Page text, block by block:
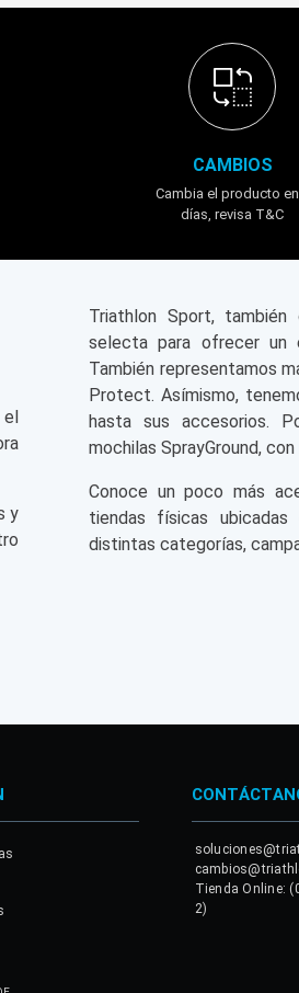
CAMBIOS
Cambia el producto
días, revisa T&C
y
Triathlon Sport, también
selecta para ofrecer un
También representamos
Protect. Asímismo,
hasta sus accesorios.
mochilas SprayGround,
Conoce un poco más
tiendas físicas
distintas categorías,
Tienda Online:
2)